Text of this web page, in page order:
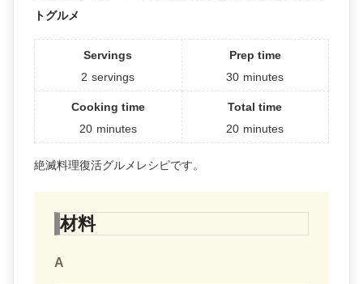
トグルメ
Servings
2 servings
Prep time
30 minutes
Cooking time
20 minutes
Total time
20 minutes
絶滅料理復活グルメレシピです。
材料
A